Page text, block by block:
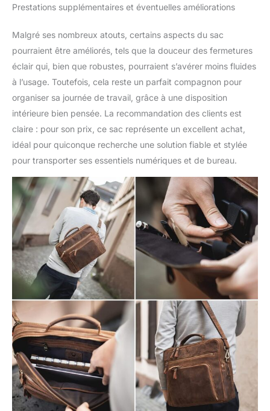
Prestations supplémentaires et éventuelles améliorations
Malgré ses nombreux atouts, certains aspects du sac
pourraient être améliorés, tels que la douceur des fermetures
éclair qui, bien que robustes, pourraient s’avérer moins fluides
à l’usage. Toutefois, cela reste un parfait compagnon pour
organiser sa journée de travail, grâce à une disposition
intérieure bien pensée. La recommandation des clients est
claire : pour son prix, ce sac représente un excellent achat,
idéal pour quiconque recherche une solution fiable et stylée
pour transporter ses essentiels numériques et de bureau.